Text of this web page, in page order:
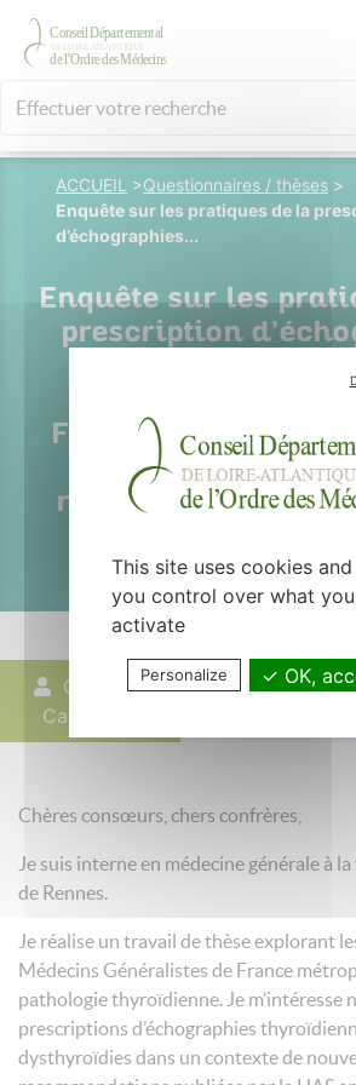
ACCUEIL >Questionnaires / thèses >
Enquête sur les pratiques de la
d’échographies...
Enquête sur les
prescription
France
les
recommandations
GARNIER
Cassandre
17 mars 2022
Chères consœurs, chers confrères,
Je suis interne en médecine générale à
de Rennes.
Je réalise un travail de thèse explorant
Médecins Généralistes de France
pathologie thyroïdienne. Je m’intéresse
prescriptions d’échographies
dysthyroïdies dans un contexte de
This site uses cookies
you control over what
activate
Personalize OK,